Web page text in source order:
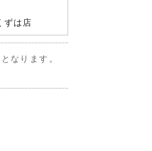
ずは店
なります。